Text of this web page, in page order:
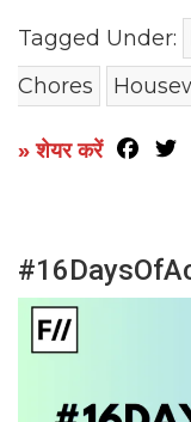
Tagged Under:
Chores
» शेयर करें